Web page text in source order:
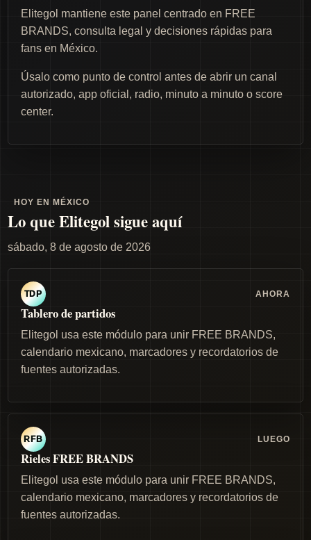
Elitegol mantiene este panel centrado en FREE
BRANDS, consulta legal y decisiones rápidas para
fans en México.
Úsalo como punto de control antes de abrir un canal
autorizado, app oficial, radio, minuto a minuto o score
center.
HOY EN MÉXICO
Lo que Elitegol sigue aquí
sábado, 8 de agosto de 2026
TDP AHORA
Tablero de partidos
Elitegol usa este módulo para unir FREE BRANDS,
calendario mexicano, marcadores y recordatorios de
fuentes autorizadas.
RFB LUEGO
Rieles FREE BRANDS
Elitegol usa este módulo para unir FREE BRANDS,
calendario mexicano, marcadores y recordatorios de
fuentes autorizadas.